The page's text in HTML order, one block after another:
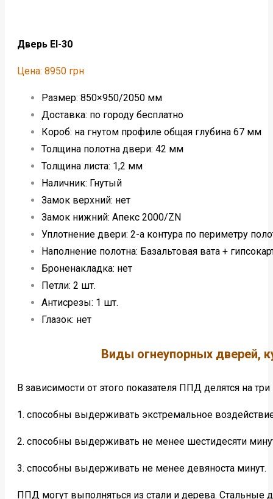
Дверь EI-30
Цена: 8950 грн
Размер: 850×950/2050 мм
Доставка: по городу бесплатно
Короб: на гнутом профиле общая глубина 67 мм
Толщина полотна двери: 42 мм
Толщина листа: 1,2 мм
Наличник: Гнутый
Замок верхний: нет
Замок нижний: Апекс 2000/ZN
Уплотнение двери: 2-а контура по периметру
Наполнение полотна: Базальтовая вата +
Броненакладка: нет
Петли: 2 шт.
Антисрезы: 1 шт.
Глазок: нет
Виды огнеупорных дверей,
В зависимости от этого показателя ППД делятся на три
1. способны выдерживать экстремальное
2. способны выдерживать не менее шестидесяти
3. способны выдерживать не менее девяноста минут.
ППД могут выполняться из стали и дерева.